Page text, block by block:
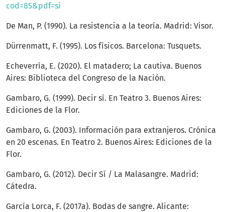
cod=85&pdf=si
De Man, P. (1990). La resistencia a la teoría. Madrid: Visor.
Dürrenmatt, F. (1995). Los físicos. Barcelona: Tusquets.
Echeverría, E. (2020). El matadero; La cautiva. Buenos
Aires: Biblioteca del Congreso de la Nación.
Gambaro, G. (1999). Decir sí. En Teatro 3. Buenos Aires:
Ediciones de la Flor.
Gambaro, G. (2003). Información para extranjeros. Crónica
en 20 escenas. En Teatro 2. Buenos Aires: Ediciones de la
Flor.
Gambaro, G. (2012). Decir Sí / La Malasangre. Madrid:
Cátedra.
García Lorca, F. (2017a). Bodas de sangre. Alicante: